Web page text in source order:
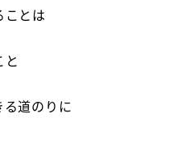
ことは
と
道のりに